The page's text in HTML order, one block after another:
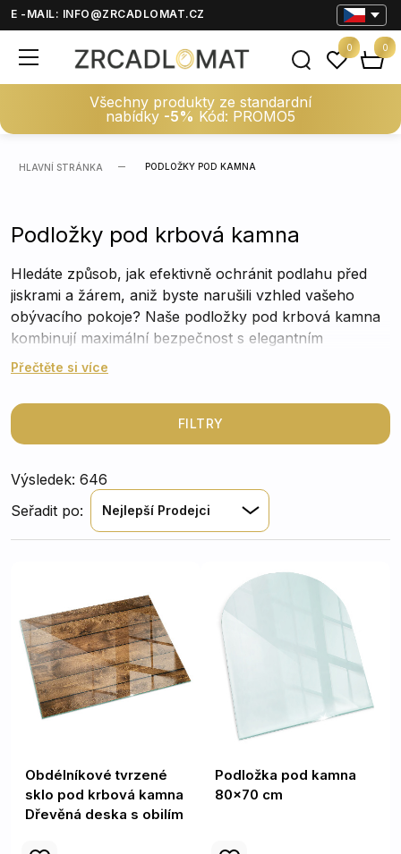
E -MAIL: INFO@ZRCADLOMAT.CZ
Všechny produkty ze standardní
nabídky -5% Kód: PROMO5
0 0
HLAVNÍ STRÁNKA PODLOŽKY POD KAMNA
Podložky pod krbová kamna
Hledáte způsob, jak efektivně ochránit podlahu před
jiskrami a žárem, aniž byste narušili vzhled vašeho
obývacího pokoje? Naše podložky pod krbová kamna
kombinují maximální bezpečnost s elegantním
designem. Vyberte si z široké nabídky skleněných i
které se dokonale přizpůsobí vašemu interiéru i typu
Přečtěte si více
FILTRY
Výsledek: 646
Seřadit po:
Nejlepší Prodejci
Obdélníkové tvrzené
sklo pod krbová kamna
Dřevěná deska s obilím
Podložka pod kamna
80x70 cm